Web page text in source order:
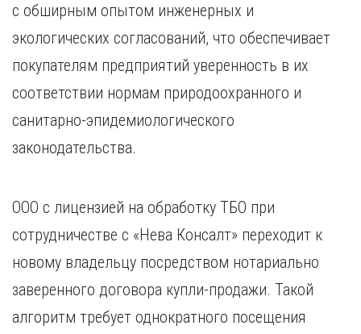
с обширным опытом инженерных и
экологических согласований, что обеспечивает
покупателям предприятий уверенность в их
соответствии нормам природоохранного и
санитарно-эпидемиологического
законодательства.
ООО с лицензией на обработку ТБО при
сотрудничестве с «Нева Консалт» переходит к
новому владельцу посредством нотариально
заверенного договора купли-продажи. Такой
алгоритм требует однократного посещения